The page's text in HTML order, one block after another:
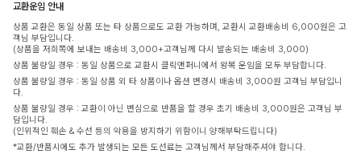
교환운임 안내
상품 교환은 동일 상품 또는 타 상품으로도 교환 가능하며, 교환시 교환배송비 6,000원은 고
객님 부담입니다.
(상품을 저희쪽에 보내는 배송비 3,000+고객님께 다시 발송되는 배송비 3,000)
상품 불량일 경우 : 동일 상품으로 교환시 클릭앤퍼니에서 왕복 운임을 모두 부담합니다.
상품 불량일 경우 : 동일 상품 외 타 상품이나 옵션 변경시 배송비 3,000원 고객님 부담입니
다.
상품 불량일 경우 : 교환이 아닌 변심으로 반품을 할 경우 초기 배송비 3,000원은 고객님 부
담입니다.
(인위적인 훼손 & 수선 등의 악용을 방지하기 위함이니 양해부탁드립니다)
*교환/반품시에도 추가 발생되는 모든 도선료는 고객님께서 부담해주셔야 합니다.